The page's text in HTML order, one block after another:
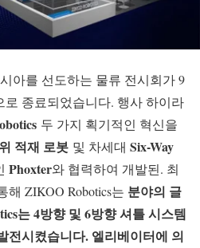
아를 선도하는 물류 전시회가 9
로 종료되었습니다. 행사 하이라
두 가지 획기적인 혁신을
적재 로봇 및 차세대 Six-Way
Phoxter와 협력하여 개발된. 최
해 ZIKOO Robotics는 분야의 글
는 4방향 및 6방향 셔틀 시스템
전시켰습니다. 엘리베이터에 의